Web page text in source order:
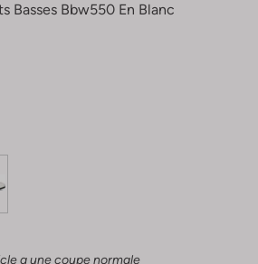
Basses Bbw550 En Blanc
a une coupe normale